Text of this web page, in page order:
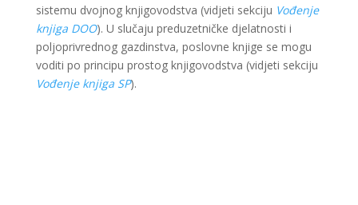
sistemu dvojnog knjigovodstva (vidjeti sekciju Vođenje
knjiga DOO). U slučaju preduzetničke djelatnosti i
poljoprivrednog gazdinstva, poslovne knjige se mogu
voditi po principu prostog knjigovodstva (vidjeti sekciju
Vođenje knjiga SP).